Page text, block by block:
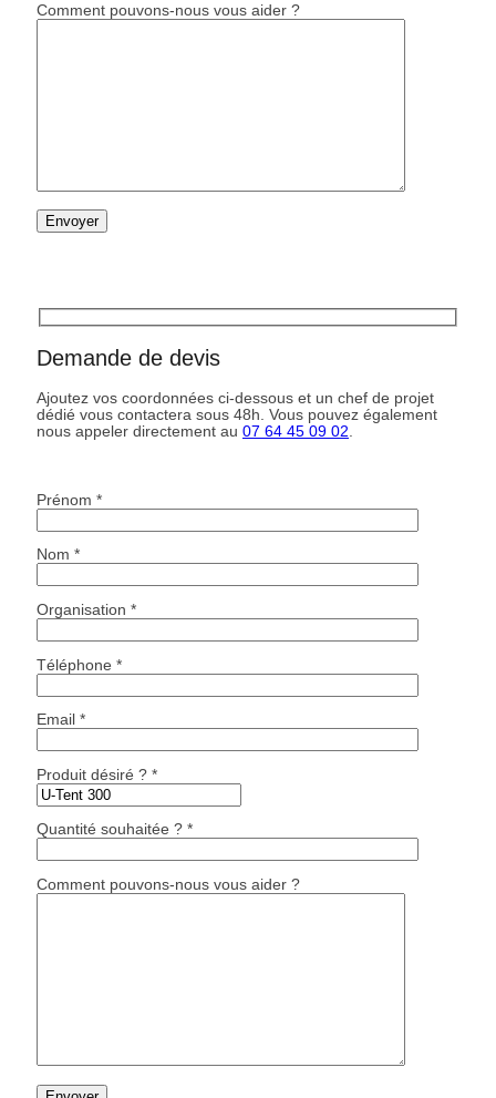
Comment pouvons-nous vous aider ?
Demande de devis
Ajoutez vos coordonnées ci-dessous et un chef de projet
dédié vous contactera sous 48h. Vous pouvez également
nous appeler directement au 07 64 45 09 02
Prénom *
Nom *
Organisation *
Téléphone *
Email *
Produit désiré ? *
Quantité souhaitée ? *
Comment pouvons-nous vous aider ?